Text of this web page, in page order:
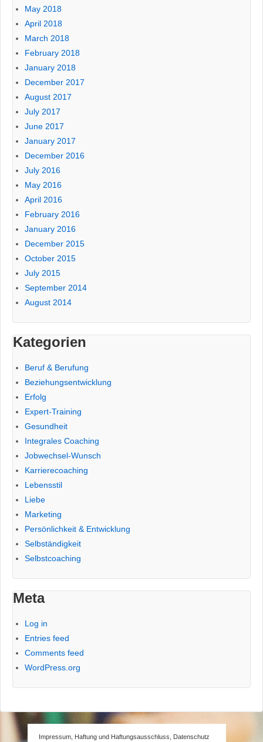
May 2018
April 2018
March 2018
February 2018
January 2018
December 2017
August 2017
July 2017
June 2017
January 2017
December 2016
July 2016
May 2016
April 2016
February 2016
January 2016
December 2015
October 2015
July 2015
September 2014
August 2014
Kategorien
Beruf & Berufung
Beziehungsentwicklung
Erfolg
Expert-Training
Gesundheit
Integrales Coaching
Jobwechsel-Wunsch
Karrierecoaching
Lebensstil
Liebe
Marketing
Persönlichkeit & Entwicklung
Selbständigkeit
Selbstcoaching
Meta
Log in
Entries feed
Comments feed
WordPress.org
Impressum, Haftung und Haftungsausschluss, Datenschutz